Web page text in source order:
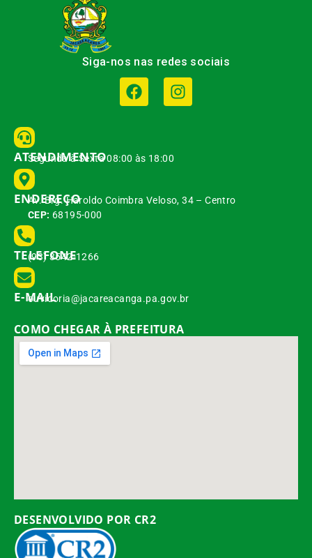
Siga-nos nas redes sociais
ATENDIMENTO
Segunda à Sexta 08:00 às 18:00
ENDEREÇO
Av. Brg. Haroldo Coimbra Veloso, 34 – Centro
CEP: 68195-000
TELEFONE
(93) 3542-1266
E-MAIL
ouvidoria@jacareacanga.pa.gov.br
COMO CHEGAR À PREFEITURA
DESENVOLVIDO POR CR2